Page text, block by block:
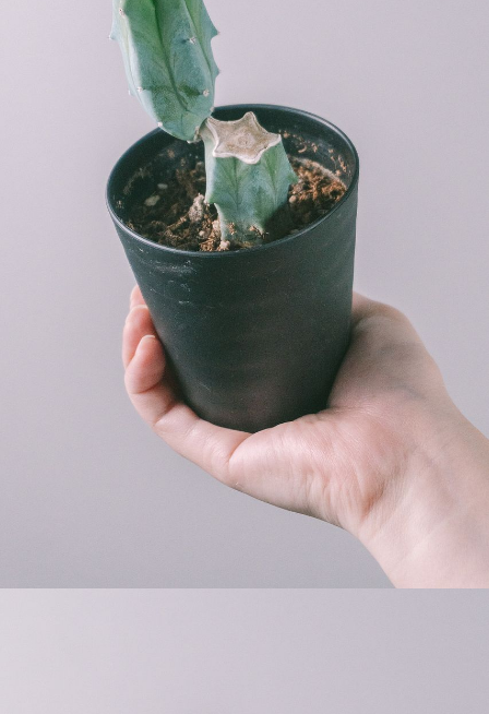
写真と同じものが届く？
商品ページに掲載している写真は、実際にお届けする商
品を撮影したものです。お花は生き物なので、どうして
も色味やサイズ・咲き方に個体差はありますが、できる
だけ写真のイメージに近いものをお届けできるように人
の目でチェックをしています。